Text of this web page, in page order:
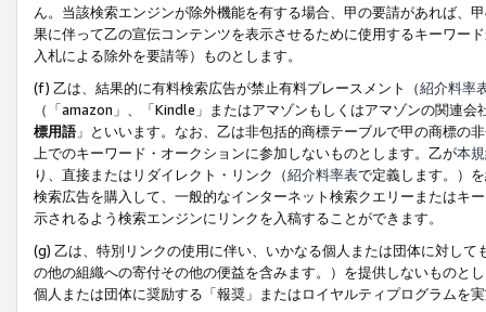
ん。当該検索エンジンが除外機能を有する場合、甲の要請があれば、
果に伴って乙の宣伝コンテンツを表示させるために使用するキーワー
入札による除外を要請等）ものとします。
(f) 乙は、結果的に有料検索広告が禁止有料プレースメント（紹介料率
（「amazon」、「Kindle」またはアマゾンもしくはアマゾンの関連
標用語」といいます。なお、乙は非包括的商標テーブルで甲の商標の
上でのキーワード・オークションに参加しないものとします。乙が本
り、直接またはリダイレクト・リンク（紹介料率表で定義します。）
検索広告を購入して、一般的なインターネット検索クエリーまたはキ
示されるよう検索エンジンにリンクを入稿することができます。
(g) 乙は、特別リンクの使用に伴い、いかなる個人または団体に対し
の他の組織への寄付その他の便益を含みます。）を提供しないものと
個人または団体に奨励する「報奨」またはロイヤルティプログラムを